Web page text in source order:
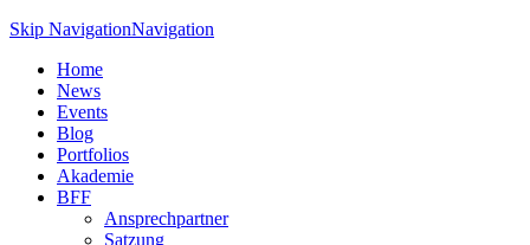
Skip NavigationNavigation
Home
News
Events
Blog
Portfolios
Akademie
BFF
Ansprechpartner
Satzung